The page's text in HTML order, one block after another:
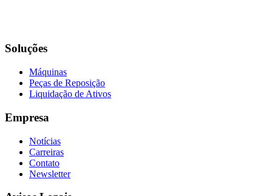
Soluções
Máquinas
Peças de Reposição
Liquidação de Ativos
Empresa
Notícias
Carreiras
Contato
Newsletter